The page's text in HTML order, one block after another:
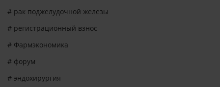
# рак поджелудочной железы
# регистрационный взнос
# Фармэкономика
# форум
# эндохирургия